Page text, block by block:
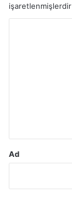
işaretlenmişlerdir
Ad